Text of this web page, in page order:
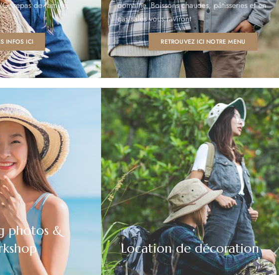
repas de famille,
INFOS ICI
domaine. Boissons chaudes, pâtisseries et en
cas salés vous raviront
RETROUVEZ ICI NOTRE MENU
photos &
Location de décoration